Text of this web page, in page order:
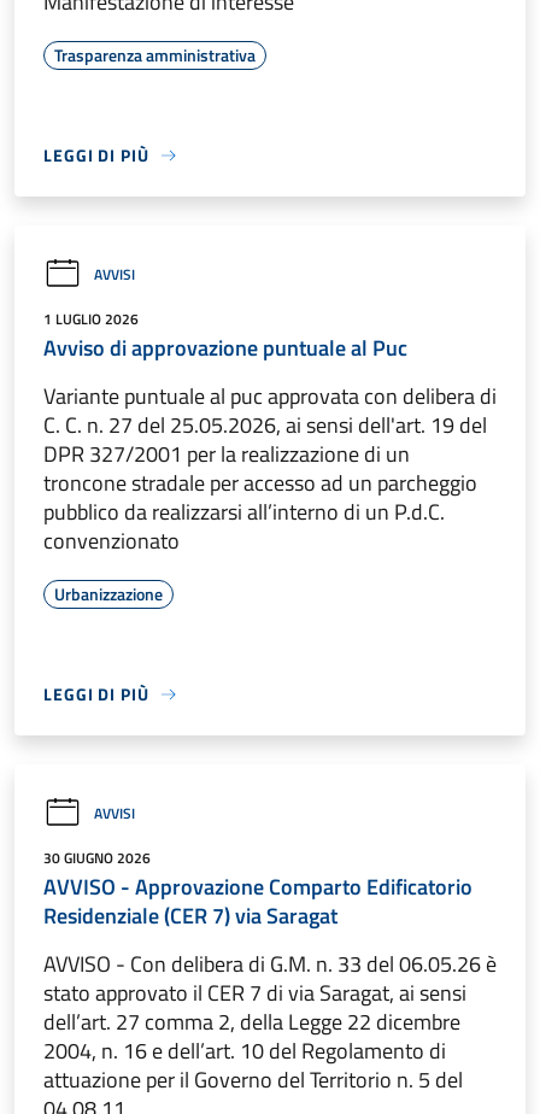
Trasparenza amministrativa
LEGGI DI PIÙ
AVVISI
1 LUGLIO 2026
Avviso di approvazione puntuale al Puc
Variante puntuale al puc approvata con delibera di
C. C. n. 27 del 25.05.2026, ai sensi dell'art. 19 del
DPR 327/2001 per la realizzazione di un
troncone stradale per accesso ad un parcheggio
pubblico da realizzarsi all’interno di un P.d.C.
convenzionato
Urbanizzazione
LEGGI DI PIÙ
AVVISI
30 GIUGNO 2026
AVVISO - Approvazione Comparto Edificatorio
Residenziale (CER 7) via Saragat
AVVISO - Con delibera di G.M. n. 33 del 06.05.26 è
stato approvato il CER 7 di via Saragat, ai sensi
dell’art. 27 comma 2, della Legge 22 dicembre
2004, n. 16 e dell’art. 10 del Regolamento di
attuazione per il Governo del Territorio n. 5 del